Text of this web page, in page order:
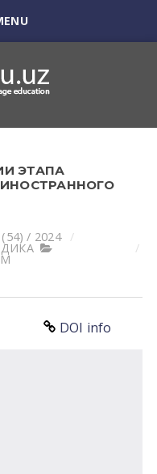
ЭТАПА
/ 2024
DOI info